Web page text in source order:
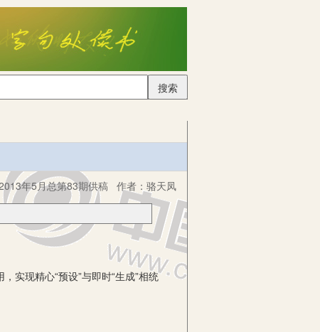
搜索
年5月总第83期供稿 作者： 骆天凤
实现精心“预设”与即时“生成”相统